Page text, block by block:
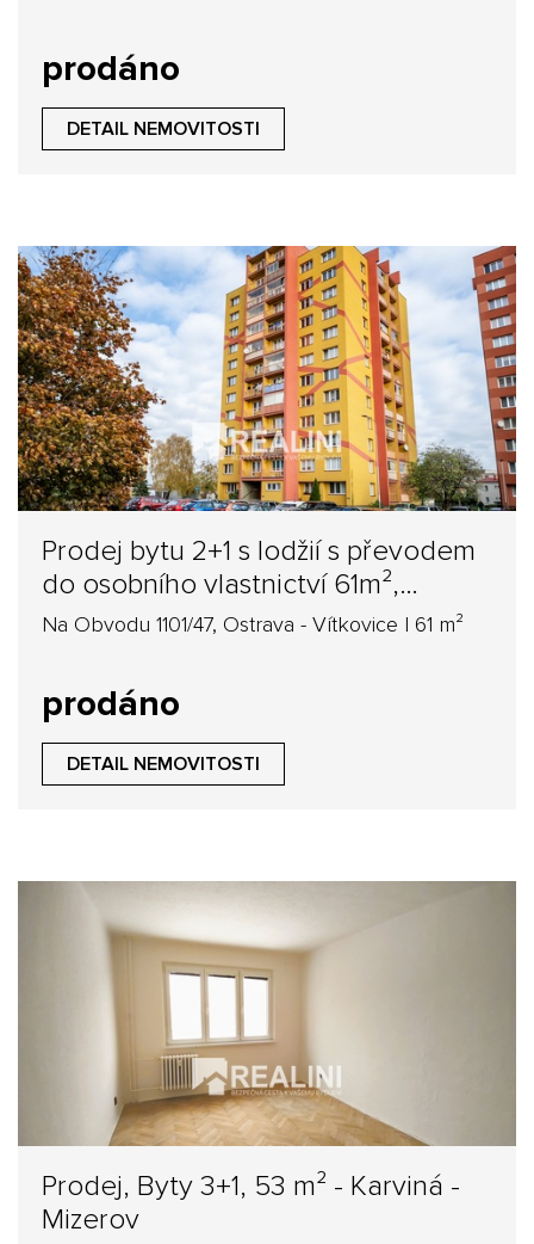
prodáno
DETAIL NEMOVITOSTI
Prodej bytu 2+1 s lodžií s převodem
do osobního vlastnictví 61m²,
Ostrava ulice Na Obvodu
Na Obvodu 1101/47, Ostrava - Vítkovice | 61 m²
prodáno
DETAIL NEMOVITOSTI
Prodej, Byty 3+1, 53 m² - Karviná -
Mizerov